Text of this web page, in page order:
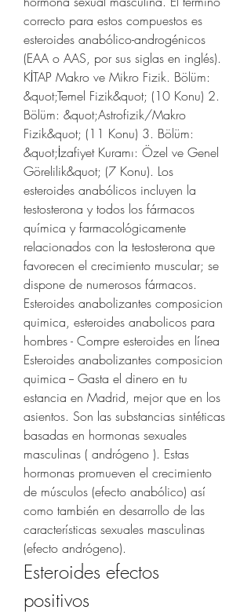
correcto para estos compuestos es
esteroides anabólico-androgénicos
(EAA o AAS, por sus siglas en inglés).
KİTAP Makro ve Mikro Fizik. Bölüm:
&quot;Temel Fizik&quot; (10 Konu) 2.
Bölüm: &quot;Astrofizik/Makro
Fizik&quot; (11 Konu) 3. Bölüm:
&quot;İzafiyet Kuramı: Özel ve Genel
Görelilik&quot; (7 Konu). Los
esteroides anabólicos incluyen la
testosterona y todos los fármacos
química y farmacológicamente
relacionados con la testosterona que
favorecen el crecimiento muscular; se
dispone de numerosos fármacos.
Esteroides anabolizantes composicion
quimica, esteroides anabolicos para
hombres - Compre esteroides en línea
Esteroides anabolizantes composicion
quimica -- Gasta el dinero en tu
estancia en Madrid, mejor que en los
asientos. Son las substancias sintéticas
basadas en hormonas sexuales
masculinas ( andrógeno ). Estas
hormonas promueven el crecimiento
de músculos (efecto anabólico) así
como también en desarrollo de las
características sexuales masculinas
(efecto andrógeno).
Esteroides efectos
positivos